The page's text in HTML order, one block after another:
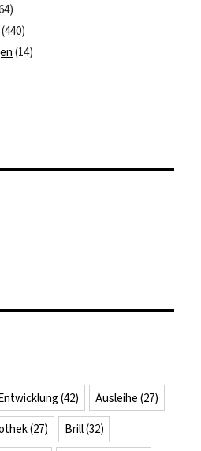
(440)
(14)
(42) Ausleihe (27)
(27) Brill(32)